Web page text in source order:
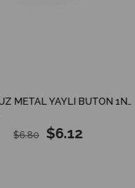
22MM DÜZ METAL YAYLI BUTON 1NO IP67 PASLANMAZ
$6.12
$6.80